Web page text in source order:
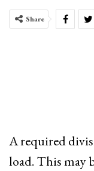
Share
A required
load. This may